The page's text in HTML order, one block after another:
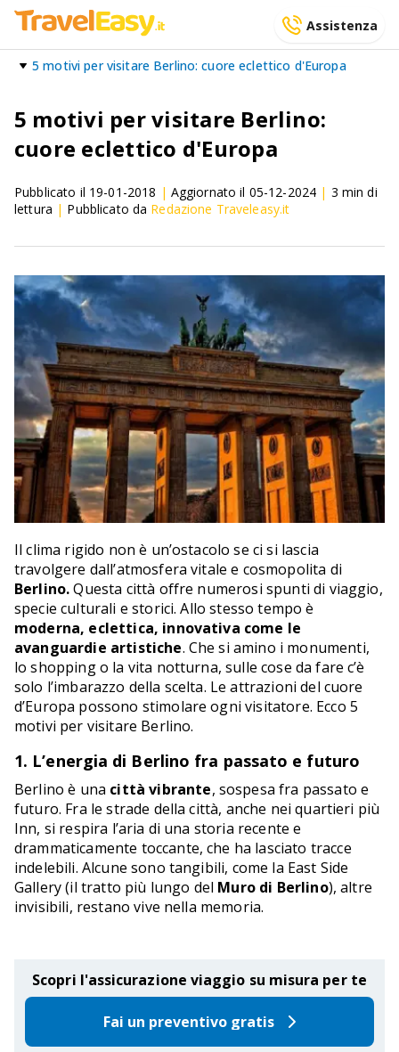
Assistenza
5 motivi per visitare Berlino: cuore eclettico d'Europa
5 motivi per visitare Berlino:
cuore eclettico d'Europa
Pubblicato il 19-01-2018 | Aggiornato il 05-12-2024 | 3 min di
lettura | Pubblicato da Redazione Traveleasy.it
Il clima rigido non è un’ostacolo se ci si lascia
travolgere dall’atmosfera vitale e cosmopolita di
Berlino.Questa città offre numerosi spunti di viaggio,
specie culturali e storici. Allo stesso tempo è
moderna, eclettica, innovativa come le
avanguardie artistiche. Che si amino i monumenti,
lo shopping o la vita notturna, sulle cose da fare c’è
solo l’imbarazzo della scelta. Le attrazioni del cuore
d’Europa possono stimolare ogni visitatore.​ Ecco 5
motivi per visitare Berlino.
1. L’energia di Berlino fra passato e futuro
Berlino è una città vibrante, sospesa fra passato e
futuro. Fra le strade della città, anche nei quartieri più
Inn, si respira l’aria di una storia recente e
drammaticamente toccante, che ha lasciato tracce
indelebili. Alcune sono tangibili, come la East Side
Gallery (il tratto più lungo del Muro di Berlino), altre
invisibili, restano vive nella memoria.
Scopri l'assicurazione viaggio su misura per te
Fai un preventivo gratis